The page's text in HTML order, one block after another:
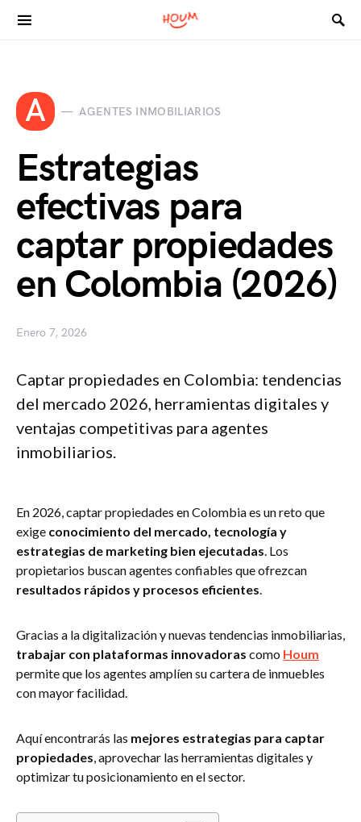
Search for:
A AGENTES INMOBILIARIOS
Estrategias
efectivas para
captar propiedades
en Colombia (2026)
Enero 7, 2026
Captar propiedades en Colombia: tendencias
del mercado 2026, herramientas digitales y
ventajas competitivas para agentes
inmobiliarios.
En 2026, captar propiedades en Colombia es un reto que
exige conocimiento del mercado, tecnología y
estrategias de marketing bien ejecutadas. Los
propietarios buscan agentes confiables que ofrezcan
resultados rápidos y procesos eficientes.
Gracias a la digitalización y nuevas tendencias inmobiliarias,
trabajar con plataformas innovadoras como Houm
permite que los agentes amplíen su cartera de inmuebles
con mayor facilidad.
Aquí encontrarás las mejores estrategias para captar
propiedades, aprovechar las herramientas digitales y
optimizar tu posicionamiento en el sector.